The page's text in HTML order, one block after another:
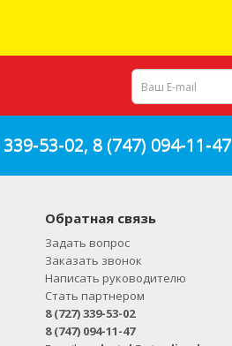
53-02, 8 (747) 094-11-47
Обратная связь
Задать вопрос
Заказать звонок
Написать руководителю
Стать партнером
8 (727) 339-53-02
8 (747) 094-11-47